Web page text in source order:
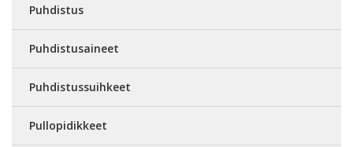
Puhdistus
Puhdistusaineet
Puhdistussuihkeet
Pullopidikkeet